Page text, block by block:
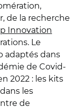
de la recherche
Innovation
Le
adaptés dans
de Covid-
2022 : les kits
les
de